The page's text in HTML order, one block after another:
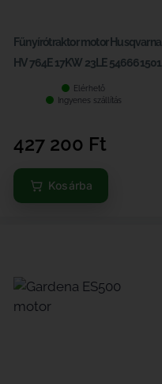
Fűnyírótraktor motor Husqvarna
HV 764E 17KW 23LE 546661501
Elérhető
Ingyenes szállítás
427 200 Ft
Kosárba